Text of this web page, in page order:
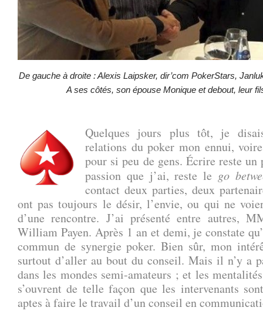
De gauche à droite : Alexis Laipsker, dir’com PokerStars,
A ses côtés, son épouse Monique et debout, leur
Quelques jours plus tôt, je
relations du poker mon ennui,
pour si peu de gens. Écrire reste
passion que j’ai, reste le go
contact deux parties, deux
ont pas toujours le désir, l’envie, ou qui ne
d’une rencontre. J’ai présenté entre autres,
William Payen. Après 1 an et demi, je constate
commun de synergie poker. Bien sûr, mon
surtout d’aller au bout du conseil. Mais il n’y a
dans les mondes semi-amateurs ; et les
s’ouvrent de telle façon que les intervenants
aptes à faire le travail d’un conseil en